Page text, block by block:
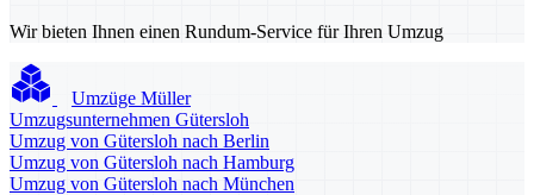
Wir bieten Ihnen einen Rundum-Service für Ihren Umzug
Umzüge Müller
Umzugsunternehmen Gütersloh
Umzug von Gütersloh nach Berlin
Umzug von Gütersloh nach Hamburg
Umzug von Gütersloh nach München